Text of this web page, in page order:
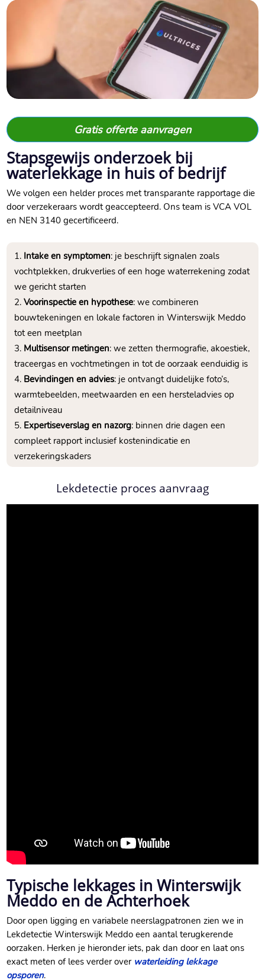
Gratis offerte aanvragen
Stapsgewijs onderzoek bij
waterlekkage in huis of bedrijf
We volgen een helder proces met transparante rapportage die
door verzekeraars wordt geaccepteerd.​ Ons team is VCA VOL
en NEN 3140 gecertificeerd.​
Intake en symptomen: je beschrijft signalen zoals
vochtplekken, drukverlies of een hoge waterrekening zodat
we gericht starten
Voorinspectie en hypothese: we combineren
bouwtekeningen en lokale factoren in Winterswijk Meddo
tot een meetplan
Multisensor metingen: we zetten thermografie, akoestiek,
traceergas en vochtmetingen in tot de oorzaak eenduidig is
Bevindingen en advies: je ontvangt duidelijke foto’s,
warmtebeelden, meetwaarden en een hersteladvies op
detailniveau
Expertiseverslag en nazorg: binnen drie dagen een
compleet rapport inclusief kostenindicatie en
verzekeringskaders
Lekdetectie proces aanvraag
Typische lekkages in Winterswijk
Meddo en de Achterhoek
Door open ligging en variabele neerslagpatronen zien we in
Lekdetectie Winterswijk Meddo een aantal terugkerende
oorzaken.​ Herken je hieronder iets, pak dan door en laat ons
exact meten of lees verder over waterleiding lekkage
opsporen.​